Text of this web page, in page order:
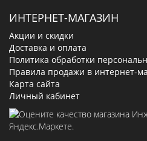
ИНТЕРНЕТ-МАГАЗИН
Акции и скидки
Доставка и оплата
Политика обработки
Правила продажи в интернет-
Карта сайта
Личный кабинет